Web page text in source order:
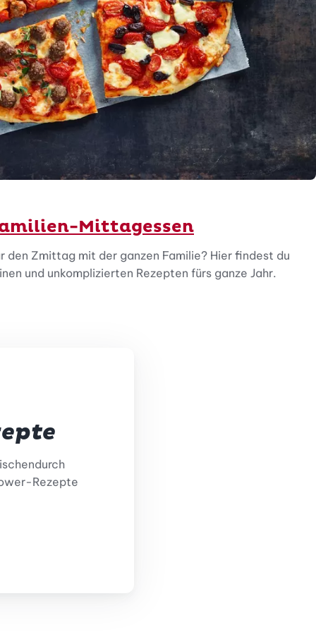
Mittagessen
den Zmittag mit der ganzen Familie? Hier findest du
und unkomplizierten Rezepten fürs ganze Jahr.
Rezepte